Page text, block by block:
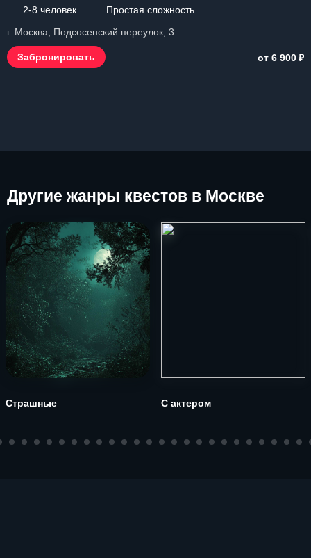
2-8 человек
Простая сложность
г. Москва, Подсосенский переулок, 3
Забронировать от 6 900₽
Другие жанры квестов в Москве
Страшные С актером